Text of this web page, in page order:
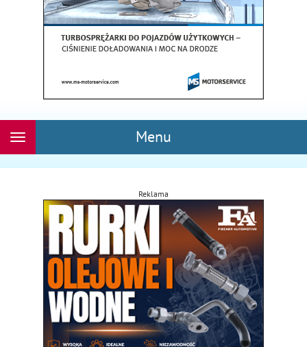
Menu
Rozwiń
Reklama